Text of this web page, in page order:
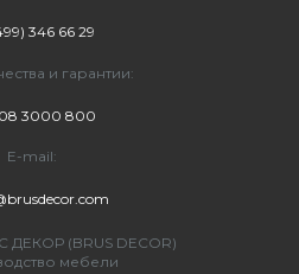
ДЕКОР (BRUS DECOR)
мебели
346 66 29
и гарантии:
3000 800
E-mail: